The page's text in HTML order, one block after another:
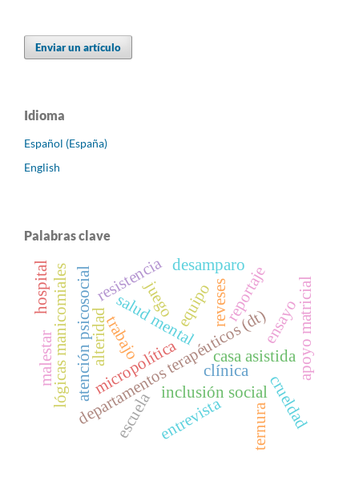
Enviar un artículo
Idioma
Español (España)
English
Palabras clave
casa asistida
departamentos terapéuticos (dt)
lógicas manicomiales inclusión social
salud mental
atención psicosocial reveses
resistencia
micropolítica
entrevista
reportajeensayo
trabajo
juego equipo
crueldad
ternura
apoyo matricial
malestar
escuela
desamparo
alteridad
clínica
hospital